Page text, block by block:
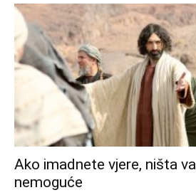
Ako imadnete vjere, ništa
nemoguće